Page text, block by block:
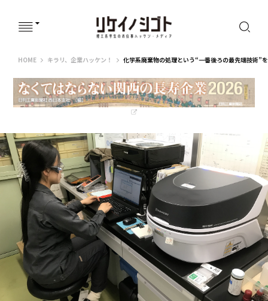
HOMEリケイノシゴト
キラリ、企業ハッケン！ 化学系廃棄物の処理という“一番後ろの最先端技術”